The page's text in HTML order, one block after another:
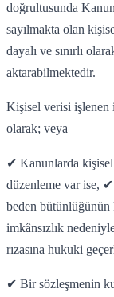
doğrultusunda
sayılmakta olan
dayalı ve sınırlı
aktarabilmektedir.
Kişisel verisi işlenen
olarak; veya
✔ Kanunlarda
düzenleme var ise, ✔
beden
imkânsızlık
rızasına hukuki
✔ Bir sözleşmenin